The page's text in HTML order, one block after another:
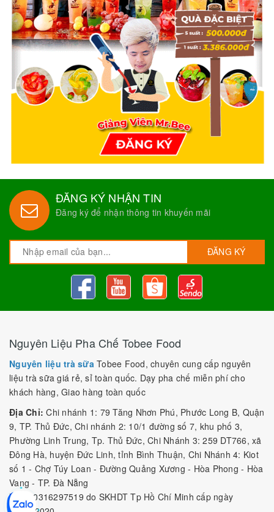
ĐĂNG KÝ NHẬN TIN
Đăng ký để nhận thông tin khuyến mãi
ĐĂNG KÝ
Nguyên Liệu Pha Chế Tobee Food
Nguyên liệu trà sữa Tobee Food, chuyên cung cấp nguyên
liệu trà sữa giá rẻ, sỉ toàn quốc. Dạy pha chế miễn phí cho
khách hàng, Giao hàng toàn quốc
Địa Chỉ: Chi nhánh 1: 79 Tăng Nhơn Phú, Phước Long B, Quận
9, TP. Thủ Đức, Chi nhánh 2: 10/1 đường số 7, khu phố 3,
Phường Linh Trung, Tp. Thủ Đức, Chi Nhánh 3: 259 DT766, xã
Đông Hà, huyện Đức Linh, tỉnh Bình Thuận, Chi Nhánh 4: Kiot
số 1 - Chợ Túy Loan - Đường Quảng Xương - Hòa Phong - Hòa
Vang - TP. Đà Nẵng
MST:
0316297519 do SKHDT Tp Hồ Chí Minh cấp ngày